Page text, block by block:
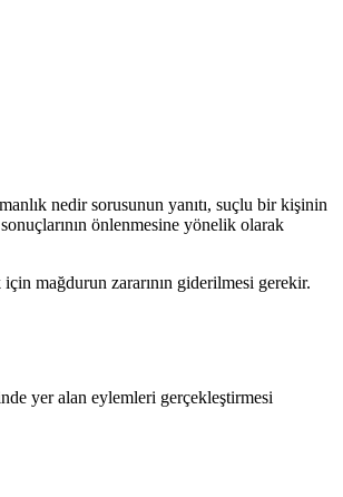
nedir sorusunun yanıtı, suçlu bir kişinin
önlenmesine yönelik olarak
mağdurun zararının giderilmesi gerekir.
yer alan eylemleri gerçekleştirmesi